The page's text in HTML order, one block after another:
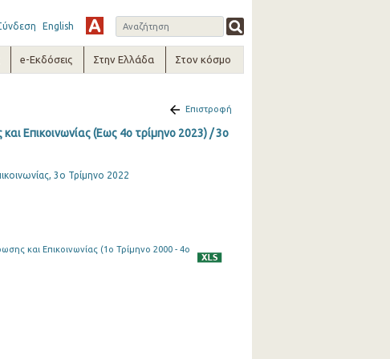
English
e-Εκδόσεις Στην Ελλάδα Στον κόσμο
Επιστροφή
Επικοινωνίας (Εως 4ο τρίμηνο 2023) / 3o
3ο Τρίμηνο 2022
και Επικοινωνίας (1o Τρίμηνο 2000 - 4o